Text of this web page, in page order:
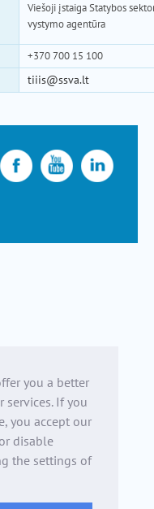
you a better
services. If you
you accept our
disable
the settings of
Viešoji įstaiga Statybos
vystymo agentūra
+370 700 15 100
tiiis@ssva.lt